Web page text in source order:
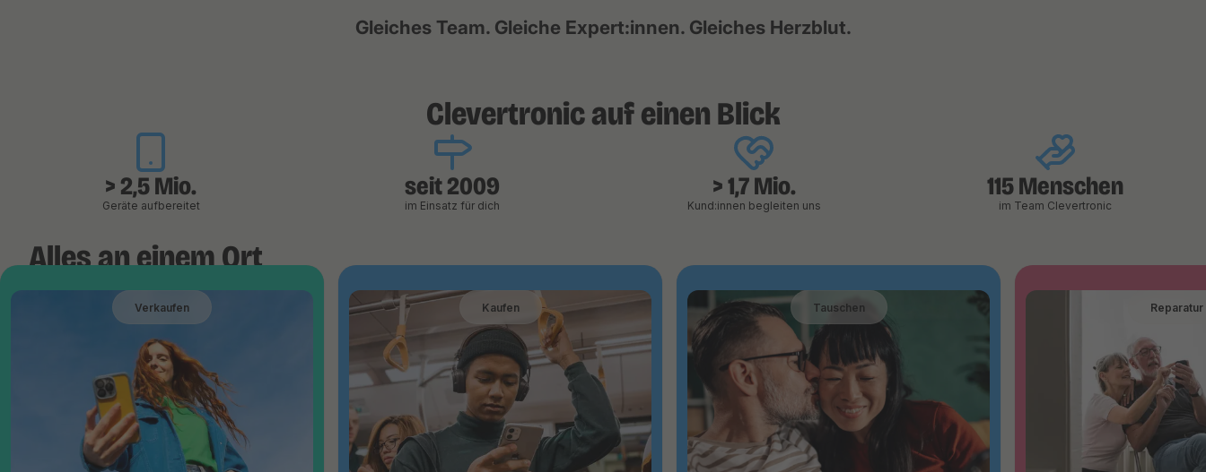
Gleiches Team. Gleiche Expert:innen. Gleiches Herzblut.
Clevertronic auf einen Blick
> 2,5 Mio.
Geräte aufbereitet
seit 2009
im Einsatz für dich
> 1,7 Mio.
Kund:innen begleiten uns
115 Menschen
im Team Clevertronic
Alles an einem Ort
Verkaufen Kaufen Tauschen Reparatur